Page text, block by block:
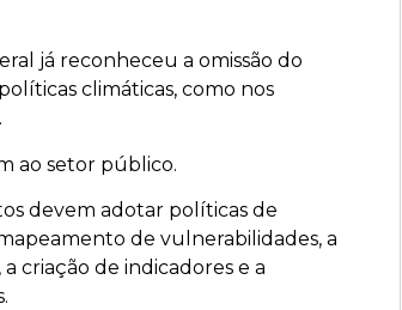
já reconheceu a omissão do
climáticas, como nos
ao setor público.
devem adotar políticas de
de vulnerabilidades, a
criação de indicadores e a